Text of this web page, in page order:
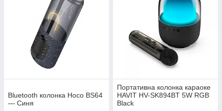
Bluetooth колонка Hoco BS64
— Синя
Портативна колонка караоке
HAVIT HV-SK894BT 5W RGB
Black